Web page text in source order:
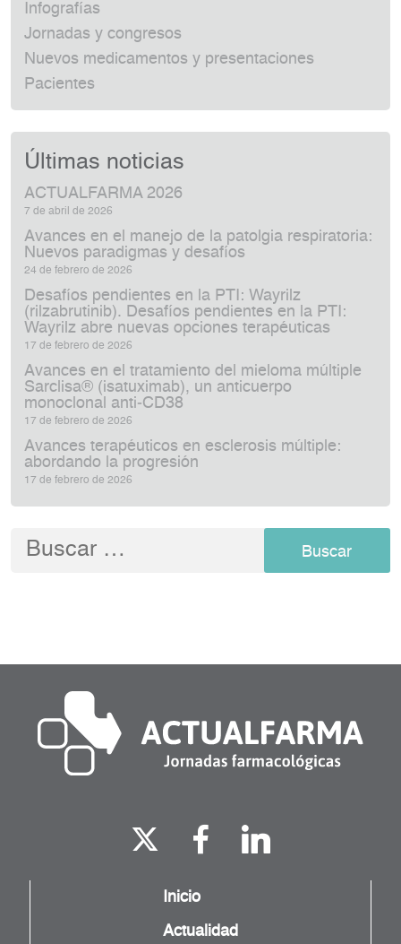
Infografías
Jornadas y congresos
Nuevos medicamentos y presentaciones
Pacientes
Últimas noticias
ACTUALFARMA 2026
7 de abril de 2026
Avances en el manejo de la patolgia respiratoria:
Nuevos paradigmas y desafíos
24 de febrero de 2026
Desafíos pendientes en la PTI: Wayrilz
(rilzabrutinib). Desafíos pendientes en la PTI:
Wayrilz abre nuevas opciones terapéuticas
17 de febrero de 2026
Avances en el tratamiento del mieloma múltiple
Sarclisa® (isatuximab), un anticuerpo
monoclonal anti‑CD38
17 de febrero de 2026
Avances terapéuticos en esclerosis múltiple:
abordando la progresión
17 de febrero de 2026
Buscar:
Inicio
Actualidad